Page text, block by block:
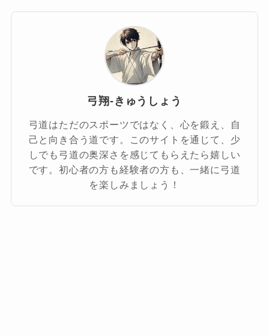
弓翔-きゅうしょう
弓道はただのスポーツではなく、心を鍛え、自
己と向き合う道です。このサイトを通じて、少
しでも弓道の奥深さを感じてもらえたら嬉しい
です。初心者の方も経験者の方も、一緒に弓道
を楽しみましょう！